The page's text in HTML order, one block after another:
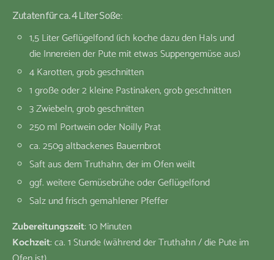
Zutaten für ca. 4 Liter Soße:
1,5 Liter Geflügelfond (ich koche dazu den Hals und
die Innereien der Pute mit etwas Suppengemüse aus)
4 Karotten, grob geschnitten
1 große oder 2 kleine Pastinaken, grob geschnitten
3 Zwiebeln, grob geschnitten
250 ml Portwein oder Noilly Prat
ca. 250g altbackenes Bauernbrot
Saft aus dem Truthahn, der im Ofen weilt
ggf. weitere Gemüsebrühe oder Geflügelfond
Salz und frisch gemahlener Pfeffer
Zubereitungszeit: 10 Minuten
Kochzeit: ca. 1 Stunde (während der Truthahn / die Pute im